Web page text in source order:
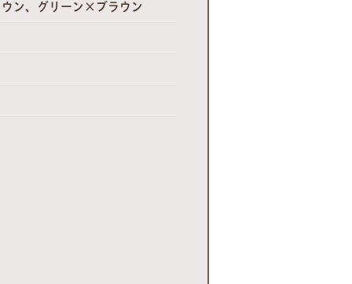
ン、グリーン×ブラウン